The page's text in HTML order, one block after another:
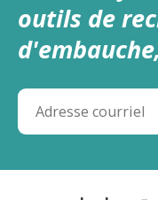
outils de